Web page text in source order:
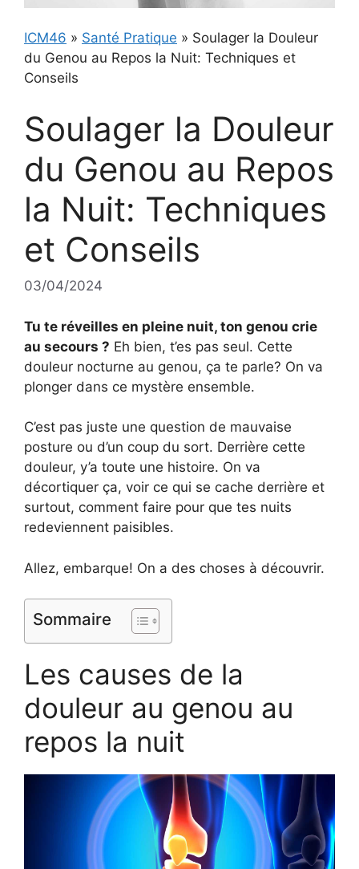
ICM46 » Santé Pratique » Soulager la Douleur
du Genou au Repos la Nuit: Techniques et
Conseils
Soulager la Douleur
du Genou au Repos
la Nuit: Techniques
et Conseils
03/04/2024
Tu te réveilles en pleine nuit, ton genou crie
au secours ? Eh bien, t’es pas seul. Cette
douleur nocturne au genou, ça te parle? On va
plonger dans ce mystère ensemble.
C’est pas juste une question de mauvaise
posture ou d’un coup du sort. Derrière cette
douleur, y’a toute une histoire. On va
décortiquer ça, voir ce qui se cache derrière et
surtout, comment faire pour que tes nuits
redeviennent paisibles.
Allez, embarque! On a des choses à découvrir.
Sommaire
Les causes de la
douleur au genou au
repos la nuit